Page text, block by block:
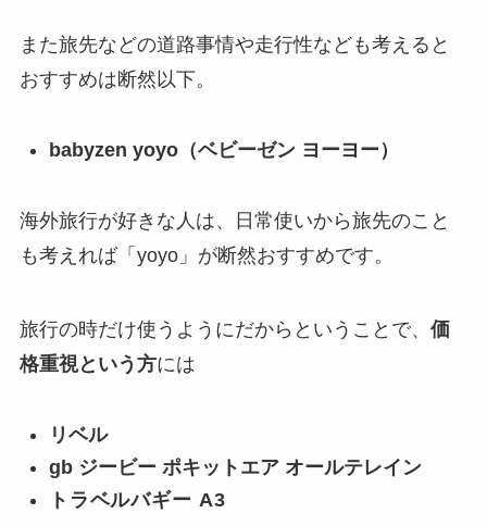
また旅先などの道路事情や走行性なども考えると
おすすめは断然以下。
babyzen yoyo（ベビーゼン ヨーヨー）
海外旅行が好きな人は、日常使いから旅先のこと
も考えれば「yoyo」が断然おすすめです。
旅行の時だけ使うようにだからということで、 価
格重視という方には
リベル
gb ジービー ポキットエア オールテレイン
トラベルバギー A3